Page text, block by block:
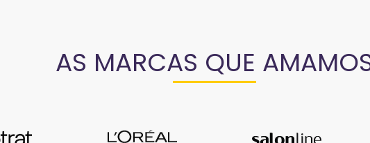
AS MARCAS QUE